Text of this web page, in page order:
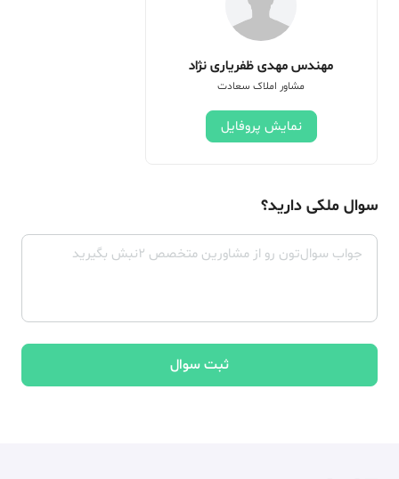
مهندس مهدی ظفریاری نژاد
مشاور املاک سعادت
نمایش پروفایل
سوال ملکی دارید؟
ثبت سوال